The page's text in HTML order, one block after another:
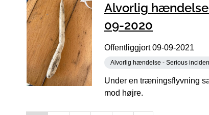
Alvorlig hændelse
09-2020
Offentliggjort09-09-2021
Alvorlig hændelse - Serious
Under en træningsflyvning
mod højre.